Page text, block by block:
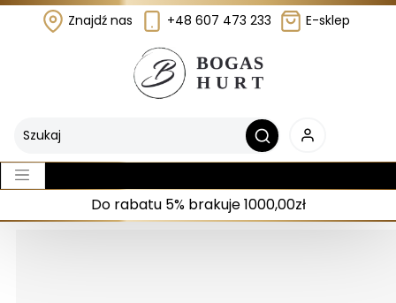
Znajdź nas +48 607 473 233 E-sklep
Do rabatu 5% brakuje 1000,00zł